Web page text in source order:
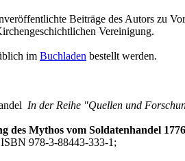
Beiträge des Autors zu
Vereinigung.
im Buchladen bestellt werden.
In der Reihe "Quellen und
des Mythos vom Soldatenhandel
978-3-88443-333-1;